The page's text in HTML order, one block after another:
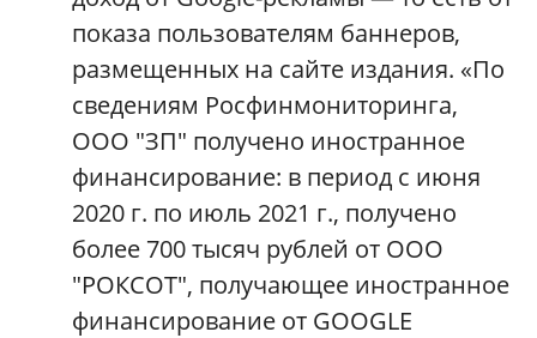
показа пользователям баннеров,
размещенных на сайте издания. «По
сведениям Росфинмониторинга,
ООО "ЗП" получено иностранное
финансирование: в период с июня
2020 г. по июль 2021 г., получено
более 700 тысяч рублей от ООО
"РОКСОТ", получающее иностранное
финансирование от GOOGLE